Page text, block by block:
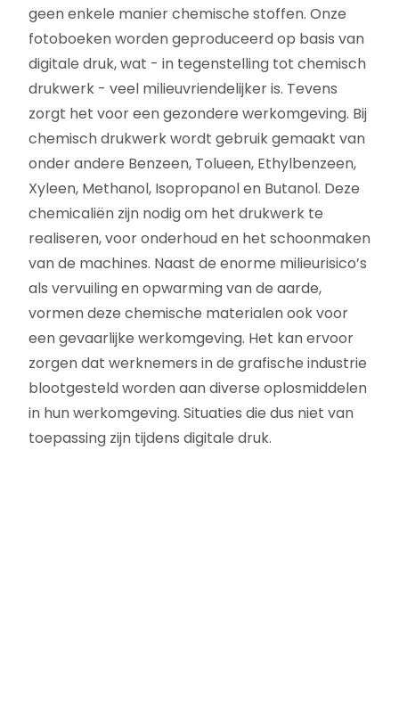
geen enkele manier chemische stoffen. Onze
fotoboeken worden geproduceerd op basis van
digitale druk, wat - in tegenstelling tot chemisch
drukwerk - veel milieuvriendelijker is. Tevens
zorgt het voor een gezondere werkomgeving. Bij
chemisch drukwerk wordt gebruik gemaakt van
onder andere Benzeen, Tolueen, Ethylbenzeen,
Xyleen, Methanol, Isopropanol en Butanol. Deze
chemicaliën zijn nodig om het drukwerk te
realiseren, voor onderhoud en het schoonmaken
van de machines. Naast de enorme milieurisico’s
als vervuiling en opwarming van de aarde,
vormen deze chemische materialen ook voor
een gevaarlijke werkomgeving. Het kan ervoor
zorgen dat werknemers in de grafische industrie
blootgesteld worden aan diverse oplosmiddelen
in hun werkomgeving. Situaties die dus niet van
toepassing zijn tijdens digitale druk.